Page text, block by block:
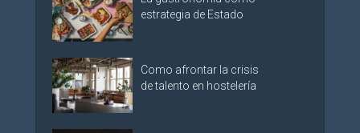
estrategia de Estado
Como afrontar la crisis
de talento en hostelería